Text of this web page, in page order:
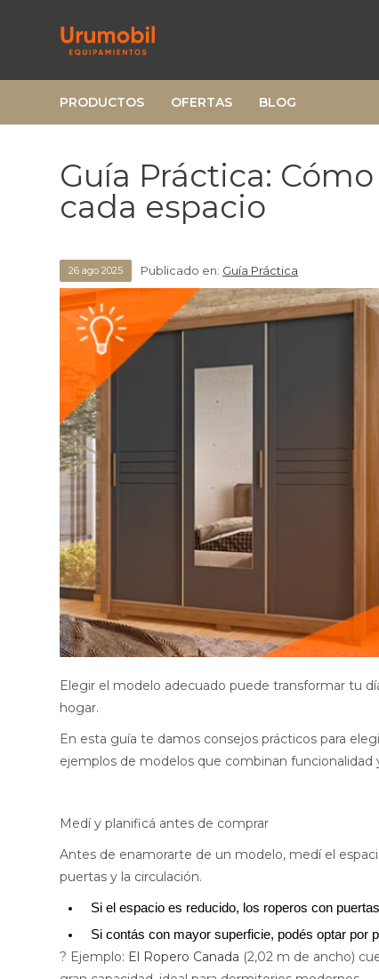
PRODUCTOS OFERTAS BLOG
Guía Práctica:
cada espacio
26 ago 2025 Publicado en: Guía Práctica
Elegir el modelo adecuado puede transformar tu
hogar.
En esta guía te damos consejos prácticos para
ejemplos de modelos que combinan funcionalidad
Medí y planificá antes de comprar
Antes de enamorarte de un modelo, medí el
puertas y la circulación.
Si el espacio es reducido, los roperos con
Si contás con mayor superficie, podés optar por
? Ejemplo: El Ropero Canada (2,02 m de ancho)